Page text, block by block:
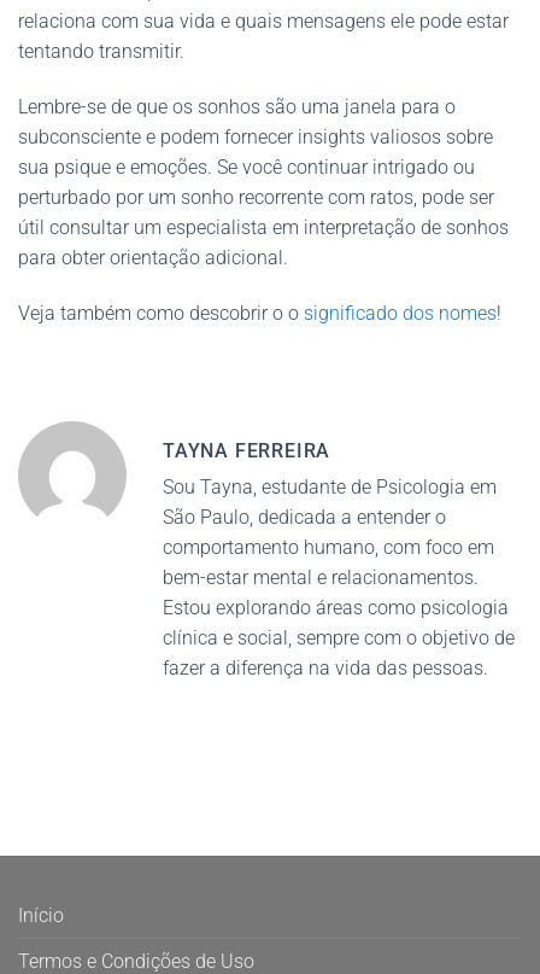
relaciona com sua vida e quais mensagens ele pode estar
tentando transmitir.
Lembre-se de que os sonhos são uma janela para o
subconsciente e podem fornecer insights valiosos sobre
sua psique e emoções. Se você continuar intrigado ou
perturbado por um sonho recorrente com ratos, pode ser
útil consultar um especialista em interpretação de sonhos
para obter orientação adicional.
Veja também como descobrir o o significado dos nomes!
TAYNA FERREIRA
Sou Tayna, estudante de Psicologia em
São Paulo, dedicada a entender o
comportamento humano, com foco em
bem-estar mental e relacionamentos.
Estou explorando áreas como psicologia
clínica e social, sempre com o objetivo de
fazer a diferença na vida das pessoas.
Início
Termos e Condições de Uso